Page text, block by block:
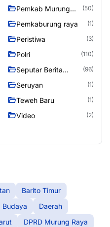
Pemkab Murung
(50)
Pemkaburung raya (1)
Peristiwa (3)
Polri (110)
Seputar Berita
(96)
Seruyan (1)
Teweh Baru (1)
Video (2)
Barito Timur
Budaya
Daerah
DPRD Murung Raya